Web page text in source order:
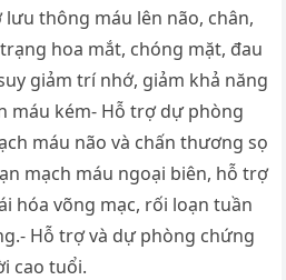
lưu thông máu lên não, chân,
hoa mắt, chóng mặt, đau
giảm trí nhớ, giảm khả năng
máu kém- Hỗ trợ dự phòng
máu não và chấn thương sọ
mạch máu ngoại biên, hỗ trợ
hóa võng mạc, rối loạn tuần
Hỗ trợ và dự phòng chứng
cao tuổi.